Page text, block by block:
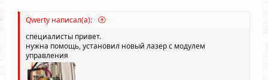
Qwerty написал(а):
специалисты привет.
нужна помощь, установил новый лазер с модулем
управления